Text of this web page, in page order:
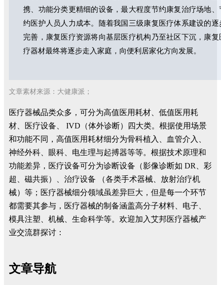
携、功能分类更精细的设备，最大程度节约康复治疗场地、
约医护人员人力成本。随着我国三级康复医疗体系建设的逐
完善，康复医疗资源将向基层医疗机构乃至社区下沉，康复
疗器材最终将逐步走入家庭，向便利居家化方向发展。
文章素材来源：大健康派；
医疗器械品类众多，可分为高值医用耗材、低值医用耗
材、医疗设备、 IVD（体外诊断）四大类。根据使用场景
和功能不同，高值医用耗材细分为骨科植入、血管介入、
神经外科、眼科、电生理与起搏器等等。根据技术原理和
功能差异，医疗设备可分为诊断设备（影像诊断如 DR、彩
超、磁共振）、治疗设备 （各类手术器械、放射治疗机
械）等；医疗器械细分领域虽差异巨大，但是每一个环节
都需要其参与，医疗器械的制备涵盖高分子材料、电子、
模具注塑、机械、生命科学等。欢迎加入艾邦医疗器械产
业交流群探讨：
文章导航